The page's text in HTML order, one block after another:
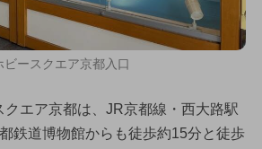
ビースクエア京都入口
エア京都は、JR京都線・西大路駅
鉄道博物館からも徒歩約15分と徒歩